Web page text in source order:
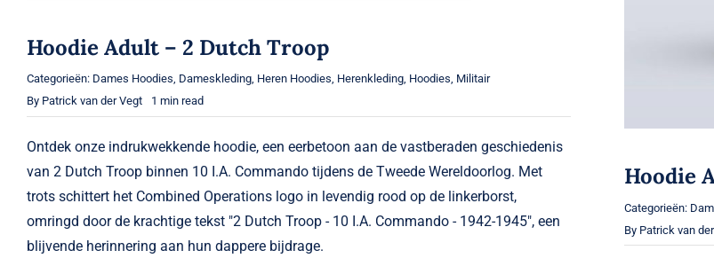
Hoodie Adult – 2 Dutch Troop
Categorieën: Dames Hoodies, Dameskleding, Heren Hoodies, Herenkleding, Hoodies, Militair
By Patrick van der Vegt 1 min read
Ontdek onze indrukwekkende hoodie, een eerbetoon aan de vastberaden geschiedenis
van 2 Dutch Troop binnen 10 I.A. Commando tijdens de Tweede Wereldoorlog. Met
trots schittert het Combined Operations logo in levendig rood op de linkerborst,
omringd door de krachtige tekst "2 Dutch Troop - 10 I.A. Commando - 1942-1945", een
blijvende herinnering aan hun dappere bijdrage.
Hoodie
Categorieën:
By Patrick van